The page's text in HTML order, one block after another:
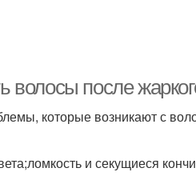
после
которые возникают с
и секущиеся